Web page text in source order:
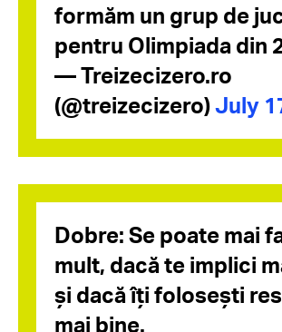
formăm un grup de
pentru Olimpiada din
— Treizecizero.ro
(@treizecizero)July
Dobre: Se poate mai
mult, dacă te implici
și dacă îți folosești
mai bine.